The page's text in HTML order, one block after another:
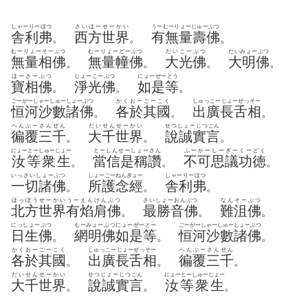
舎利弗
しゃーりーほつ
。 西方世界
さいほーせーかい
。 有無量壽佛
うーむーりょーじゅーぶつ
。
無量相佛
むーりょーそーぶつ
。 無量幢佛
むーりょーどーぶつ
。 大光佛
だいこーぶつ
。 大明佛
だいみょーぶつ
。
寶相佛
ほーさーぶつ
。 淨光佛
じょーこーぶつ
。 如是等
にょーぜーとう
。
恒河沙數諸佛
ごーがーしゃーしゅーしょーぶつ
。 各於其國
かくおーごーこく
。 出廣長舌相
しゅっこーじょーぜっそー
。
徧覆三千
へんぶーさんぜん
。 大千世界
だいせんせーかい
。 說誠實言
せつじょーじつごん
。
汝等衆生
にょーとーしゅーじょー
。 當信是稱讚
とーしんせーしょーさん
。 不可思議功徳
ふーかーしーぎーくーどく
。
一切諸佛
いっさいしょーぶつ
。 所護念經
しょーごーねんぎょー
。 舎利弗
しゃーりーほつ
。
北方世界有焰肩佛
ほっぽうせーかいうーえんけんぶつ
。 最勝音佛
さいしょーおんぶつ
。 難沮佛
なんそーぶつ
。
日生佛
にっしょーぶつ
。 網明佛如是等
もーみょーぶつにょーぜーとー
。恒河沙數諸佛
ごーがーしゃーしゅーしょーぶつ
。
各於其國
かくおーごーこく
。 出廣長舌相
しゅっこーじょーぜっそー
。 徧覆三千
へんぶーさんぜん
。
大千世界
だいせんせーかい
。 說誠實言
せつじょーじつごん
。 汝等衆生
にょーとーしゅーじょー
。